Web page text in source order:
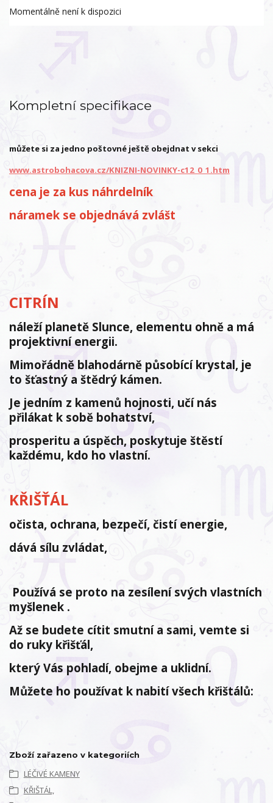
Momentálně není k dispozici
Kompletní specifikace
můžete si za jedno poštovné ještě obejdnat v sekci
www.astrobohacova.cz/KNIZNI-NOVINKY-c12_0_1.htm
cena je za kus náhrdelník
náramek se objednává zvlášt
CITRÍN
náleží planetě Slunce, elementu ohně a má
projektivní energii.
Mimořádně blahodárně působící krystal, je
to šťastný a štědrý kámen.
Je jedním z kamenů hojnosti, učí nás
přilákat k sobě bohatství,
prosperitu a úspěch, poskytuje štěstí
každému, kdo ho vlastní.
KŘIŠŤÁL
očista, ochrana, bezpečí, čistí energie,
dává sílu zvládat,
Používá se proto na zesílení svých vlastních
myšlenek .
Až se budete cítit smutní a sami, vemte si
do ruky křišťál,
který Vás pohladí, obejme a uklidní.
Můžete ho používat k nabití všech křištálů:
Zboží zařazeno v kategoriích
LÉČIVÉ KAMENY
KŘIŠTÁL,